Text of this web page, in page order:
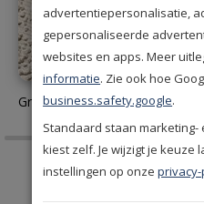
Gratis behang stalen aanvragen
advertentiepersonalisatie,
gepersonaliseerde
websites en apps. Meer
informatie. Zie ook hoe
business.safety.google.
Standaard staan marketing-
kiest zelf. Je wijzigt je keuze
instellingen op onze